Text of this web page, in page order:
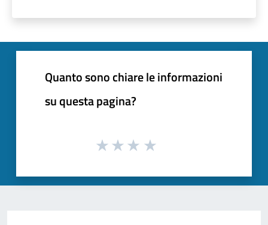
Quanto sono chiare le informazioni
su questa pagina?